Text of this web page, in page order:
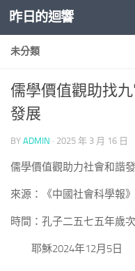
Skip to content
昨日的迴響
未分類
儒學價值觀助找
發展
BY ADMIN · 2025 年 3 月 16 日
儒學價值觀助力社會和諧
來源：《中國社會科學報》
時間：孔子二五七五年歲
耶穌2024年12月5日